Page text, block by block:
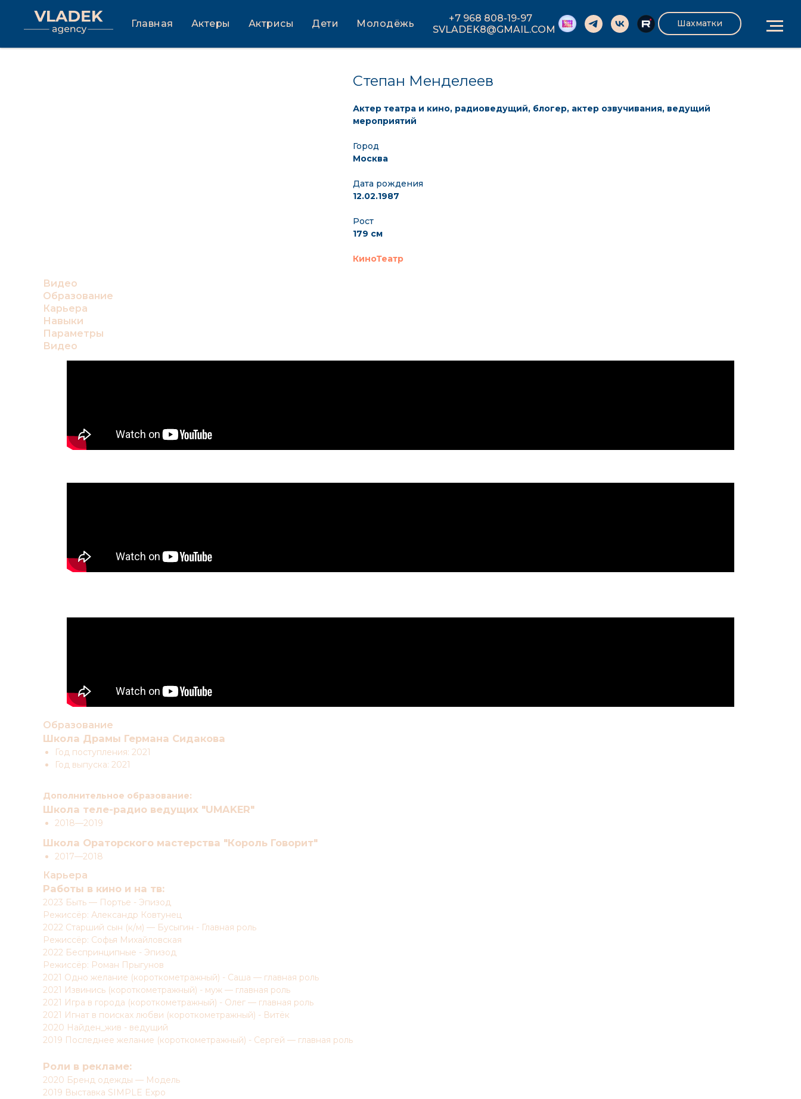
Главная Актеры Актрисы Дети Молодёжь
+7 968 808-19-97
SVLADEK8@GMAIL.COM
Шахматки
Степан Менделеев
Актер театра и кино, радиоведущий, блогер, актер озвучивания, ведущий
мероприятий
Город
Москва
Дата рождения
12.02.1987
Рост
179 см
КиноТеатр
Видео
Образование
Карьера
Навыки
Параметры
Видео
Образование
Школа Драмы Германа Сидакова
Год поступления: 2021
Год выпуска: 2021
Дополнительное образование:
Школа теле-радио ведущих "UMAKER"
2018—2019
Школа Ораторского мастерства "Король Говорит"
2017—2018
Карьера
Работы в кино и на тв:
2023 Быть — Портье - Эпизод
Режиссёр: Александр Ковтунец
2022 Старший сын (к/м) — Бусыгин - Главная роль
Режиссёр: Софья Михайловская
2022 Беспринципные - Эпизод
Режиссёр: Роман Прыгунов
2021 Одно желание (короткометражный) - Саша — главная роль
2021 Извинись (короткометражный) - муж — главная роль
2021 Игра в города (короткометражный) - Олег — главная роль
2021 Игнат в поисках любви (короткометражный) - Витёк
2020 Найден_жив - ведущий
2019 Последнее желание (короткометражный) - Сергей — главная роль
Роли в рекламе:
2020 Бренд одежды — Модель
2019 Выставка SIMPLE Expo